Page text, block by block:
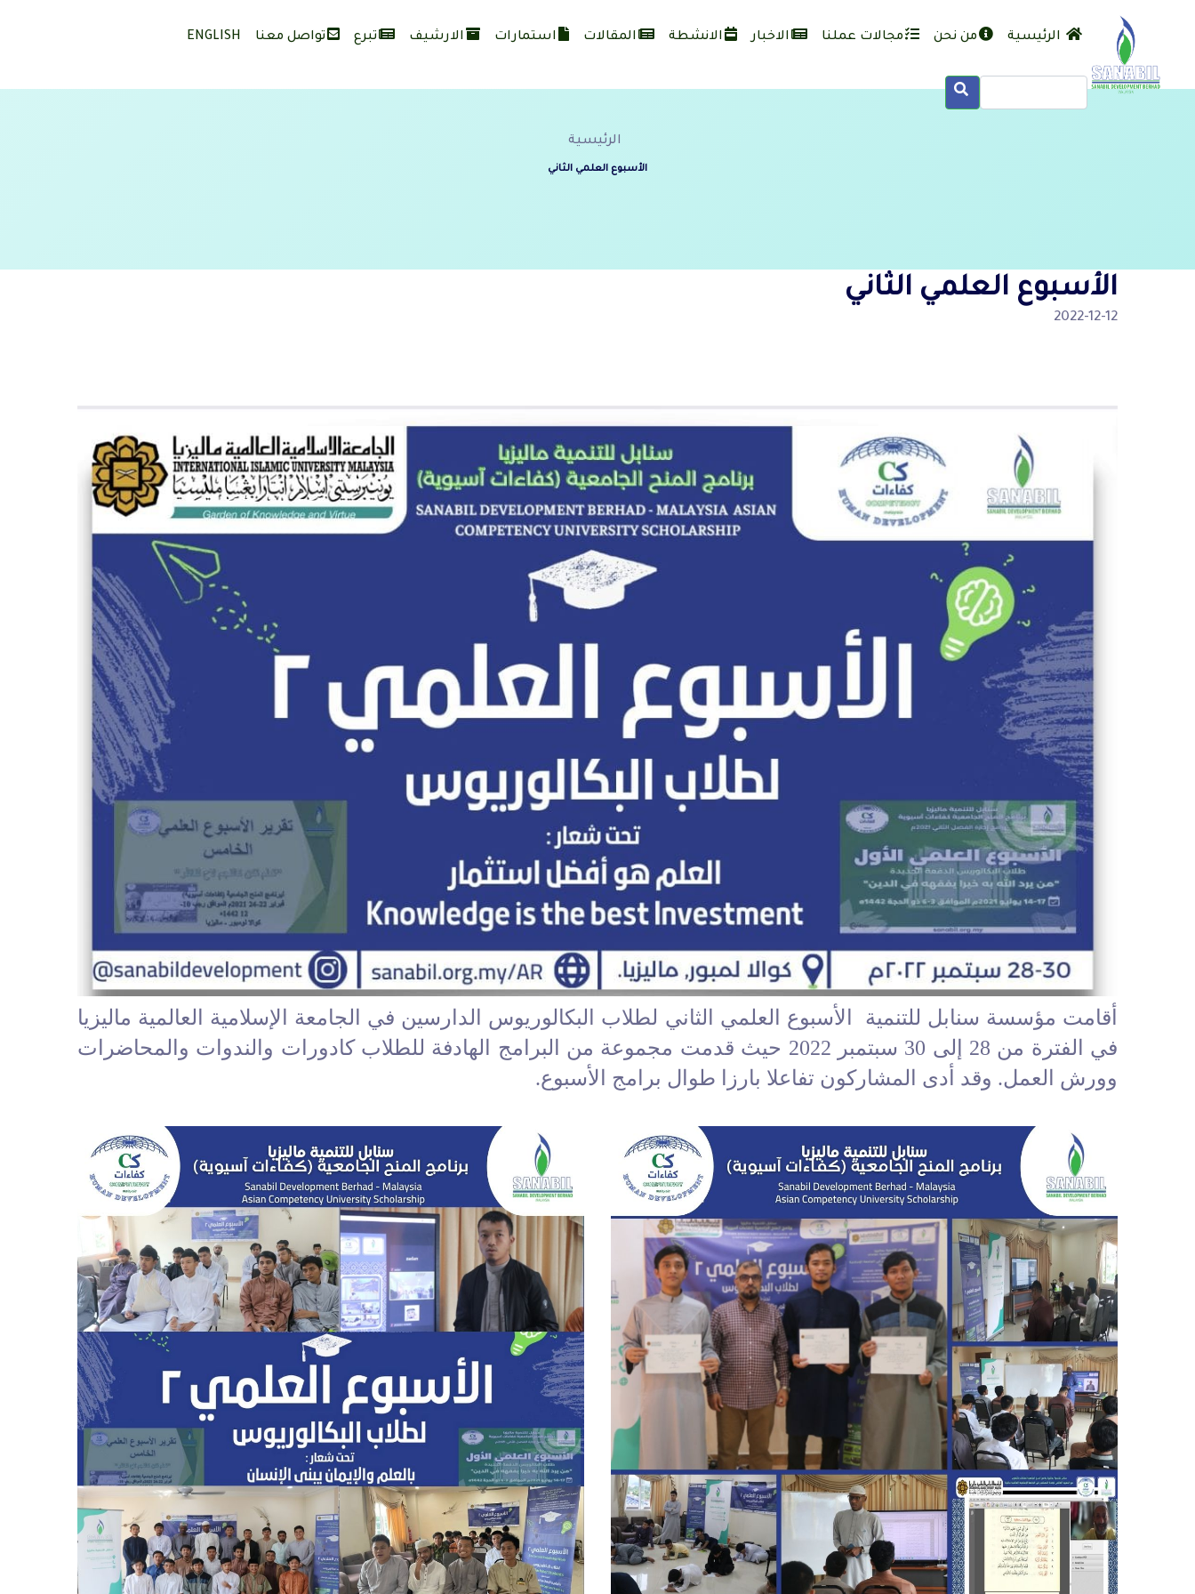
الرئيسية من نحن مجالات عملنا الاخبار الانشطة المقالات استمارات الارشيف تبرع تواصل معنا ENGLISH
الرئيسية
الأسبوع العلمي الثاني
الأسبوع العلمي الثاني
2022-12-12
أقامت مؤسسة سنابل للتنمية الأسبوع العلمي الثاني لطلاب البكالوريوس الدارسين في الجامعة الإسلامية العالمية ماليزيا
في الفترة من 28 إلى 30 سبتمبر 2022 حيث قدمت مجموعة من البرامج الهادفة للطلاب كادورات والندوات والمحاضرات
وورش العمل. وقد أدى المشاركون تفاعلا بارزا طوال برامج الأسبوع.